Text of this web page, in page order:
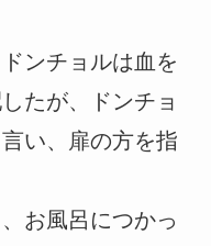
ンチョルは血を
たが、ドンチョ
い、扉の方を指
お風呂につかっ